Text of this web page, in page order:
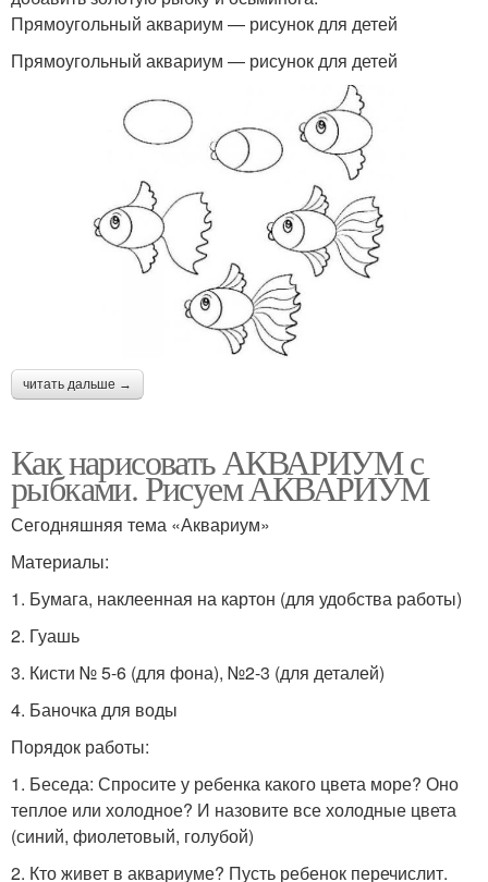
Прямоугольный аквариум — рисунок для детей
Прямоугольный аквариум — рисунок для детей
читать дальше →
Как нарисовать АКВАРИУМ с
рыбками. Рисуем АКВАРИУМ
Сегодняшняя тема «Аквариум»
Материалы:
1. Бумага, наклеенная на картон (для удобства работы)
2. Гуашь
3. Кисти № 5-6 (для фона), №2-3 (для деталей)
4. Баночка для воды
Порядок работы:
1. Беседа: Спросите у ребенка какого цвета море? Оно
теплое или холодное? И назовите все холодные цвета
(синий, фиолетовый, голубой)
2. Кто живет в аквариуме? Пусть ребенок перечислит.